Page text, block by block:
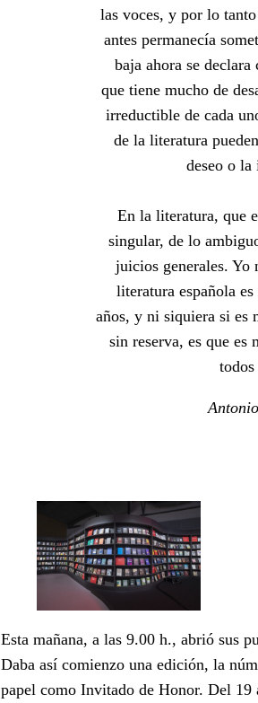
las voces, y por lo
antes permanecía
baja ahora se
que tiene mucho de
irreductible de cada
de la literatura
deseo o la
En la literatura, que
singular, de lo
juicios generales. Yo
literatura española
años, y ni siquiera si es
sin reserva, es que es
todos
Esta mañana, a las 9.00 h., abrió sus
Daba así comienzo una edición, la
papel como Invitado de Honor. Del 19